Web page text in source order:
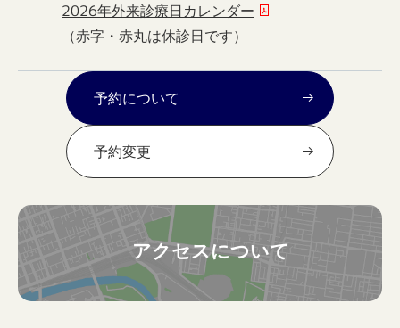
2026年外来診療日カレンダー
（赤字・赤丸は休診日です）
予約について
予約変更
アクセスについて